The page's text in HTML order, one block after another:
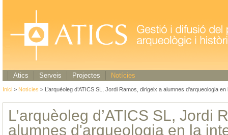
Atics Serveis Projectes Notícies
Inici > Notícies > L’arquèoleg d’ATICS SL, Jordi Ramos, dirigeix a alumnes d'arqueologia
L’arquèoleg d’ATICS SL, Jordi
alumnes d'arqueologia en la